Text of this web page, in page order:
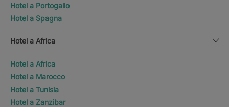
Hotel a Portogallo
Hotel a Spagna
Hotel a Africa
Hotel a Africa
Hotel a Marocco
Hotel a Tunisia
Hotel a Zanzibar